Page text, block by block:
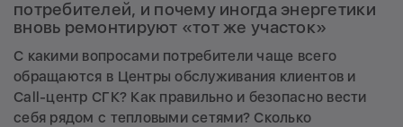
потребителей, и почему иногда энергетики
вновь ремонтируют «тот же участок»
С какими вопросами потребители чаще всего
обращаются в Центры обслуживания клиентов и
Сall-центр СГК? Как правильно и безопасно вести
себя рядом с тепловыми сетями? Сколько